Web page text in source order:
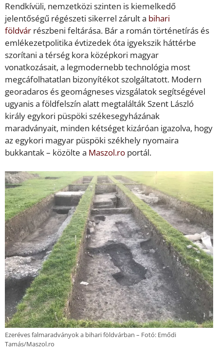
Rendkívüli, nemzetközi szinten is kiemelkedő
jelentőségű régészeti sikerrel zárult a bihari
földvár részbeni feltárása. Bár a román történetírás és
emlékezetpolitika évtizedek óta igyekszik háttérbe
szorítani a térség kora középkori magyar
vonatkozásait, a legmodernebb technológia most
megcáfolhatatlan bizonyítékot szolgáltatott. Modern
georadaros és geomágneses vizsgálatok segítségével
ugyanis a földfelszín alatt megtalálták Szent László
király egykori püspöki székesegyházának
maradványait, minden kétséget kizáróan igazolva, hogy
az egykori magyar püspöki székhely nyomaira
bukkantak – közölte a Maszol.ro portál.
Ezeréves falmaradványok a bihari földvárban – Fotó: Emődi
Tamás/Maszol.ro